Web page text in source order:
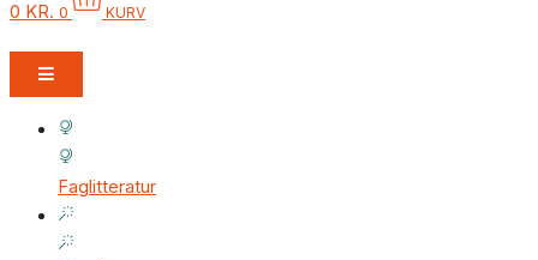
0 KR. 0 KURV
Faglitteratur